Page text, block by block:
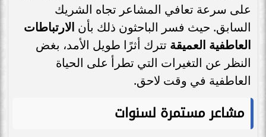
على سرعة تعافي المشاعر تجاه الشريك
السابق. حيث فسر الباحثون ذلك بأن الارتباطات
العاطفية العميقة تترك أثرًا طويل الأمد، بغض
النظر عن التغيرات التي تطرأ على الحياة
العاطفية في وقت لاحق.
مشاعر مستمرة لسنوات